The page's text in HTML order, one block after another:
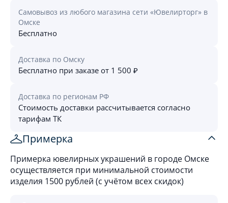
Самовывоз из любого магазина сети «Ювелирторг» в
Омске
Бесплатно
Доставка по Омску
Бесплатно при заказе от 1 500 ₽
Доставка по регионам РФ
Стоимость доставки рассчитывается согласно
тарифам ТК
Примерка
Примерка ювелирных украшений в городе Омске
осуществляется при минимальной стоимости
изделия 1500 рублей (с учётом всех скидок)